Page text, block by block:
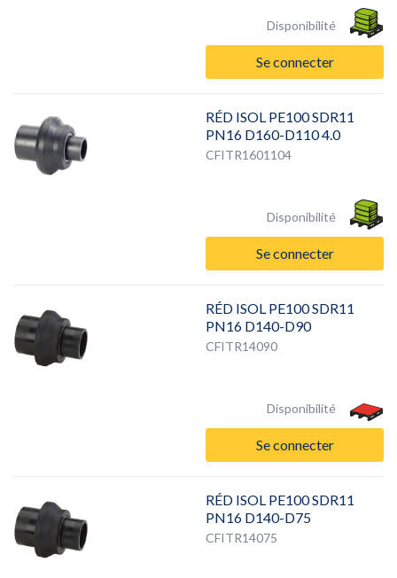
Disponibilité
Se connecter
RÉD ISOL PE100 SDR11
PN16 D160-D110 4.0
CFITR1601104
Disponibilité
Se connecter
RÉD ISOL PE100 SDR11
PN16 D140-D90
CFITR14090
Disponibilité
Se connecter
RÉD ISOL PE100 SDR11
PN16 D140-D75
CFITR14075